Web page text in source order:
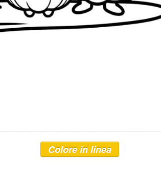
Colore in linea